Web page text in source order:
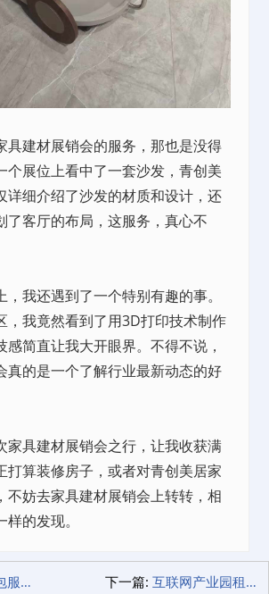
建材展销会的服务，那也是没得
个展位上看中了一套沙发，青创美
详细介绍了沙发的材质和设计，还
了客厅的布局，这服务，真心不
我还遇到了一个特别有趣的事。
，我竟然看到了用3D打印技术制作
感简直让我大开眼界。不得不说，
真的是一个了解行业最新动态的好
具建材展销会之行，让我收获满
打算装修房子，或者对青创美居家
不妨去家具建材展销会上转转，相
的发现。
深圳商务外包服务，企业成长加速器！ 下一篇: 互联网产业园租赁，我的创业成长记！